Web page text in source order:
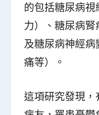
的包括糖尿病
力）、糖尿病
及糖尿病神經病
痛等）。
這項研究發現